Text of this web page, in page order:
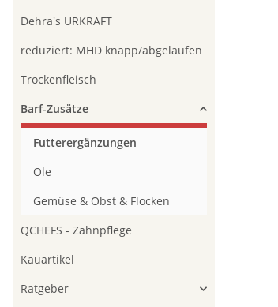
Dehra's URKRAFT
reduziert: MHD knapp/abgelaufen
Trockenfleisch
Barf-Zusätze
Futterergänzungen
Öle
Gemüse & Obst & Flocken
QCHEFS - Zahnpflege
Kauartikel
Ratgeber